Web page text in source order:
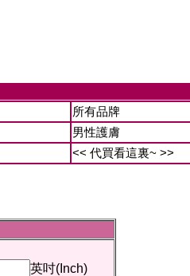
所有品牌
男性護膚
<< 代買看這裏~ >>
英吋(Inch)